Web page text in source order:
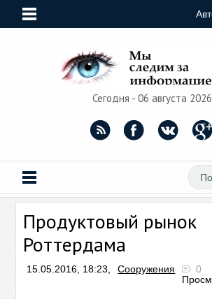
Сегодня - 06 августа
Продуктовый рынок
Роттердама
15.05.2016, 18:23, Сооружения
0